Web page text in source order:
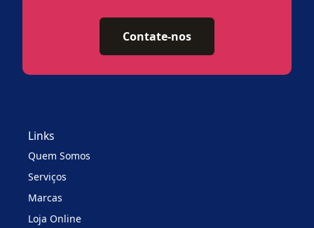
Contate-nos
Links
Quem Somos
Serviços
Marcas
Loja Online